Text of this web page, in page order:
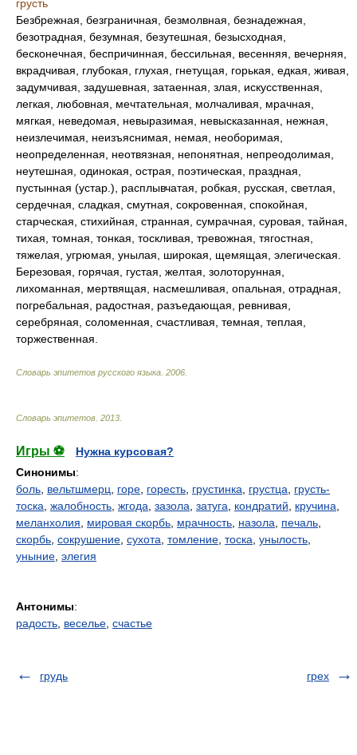
грусть
Безбрежная, безграничная, безмолвная, безнадежная,
безотрадная, безумная, безутешная, безысходная,
бесконечная, беспричинная, бессильная, весенняя, вечерняя,
вкрадчивая, глубокая, глухая, гнетущая, горькая, едкая, живая,
задумчивая, задушевная, затаенная, злая, искусственная,
легкая, любовная, мечтательная, молчаливая, мрачная,
мягкая, неведомая, невыразимая, невысказанная, нежная,
неизлечимая, неизъяснимая, немая, необоримая,
неопределенная, неотвязная, непонятная, непреодолимая,
неутешная, одинокая, острая, поэтическая, праздная,
пустынная (устар.), расплывчатая, робкая, русская, светлая,
сердечная, сладкая, смутная, сокровенная, спокойная,
старческая, стихийная, странная, сумрачная, суровая, тайная,
тихая, томная, тонкая, тоскливая, тревожная, тягостная,
тяжелая, угрюмая, унылая, широкая, щемящая, элегическая.
Березовая, горячая, густая, желтая, золоторунная,
лихоманная, мертвящая, насмешливая, опальная, отрадная,
погребальная, радостная, разъедающая, ревнивая,
серебряная, соломенная, счастливая, темная, теплая,
торжественная.
Словарь эпитетов русского языка 2006
Словарь эпитетов 2013
Игры ⚽
Нужна курсовая?
Синонимы:
боль вельтшмерц горе горесть грустинка грустца
грусть-
тоска жалобность жгода зазола затуга кондратий кручина
меланхолия
мировая скорбь мрачность назола печаль
скорбь сокрушение сухота томление тоска унылость
уныние элегия
Антонимы:
радость веселье счастье
грудь грех